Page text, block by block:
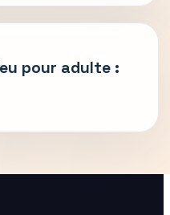
pour adulte :